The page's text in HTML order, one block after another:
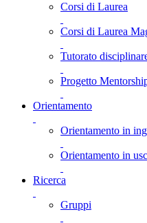
Corsi di Laurea
Corsi di Laurea
Tutorato
Progetto
Orientamento
Orientamento in
Orientamento in
Ricerca
Gruppi